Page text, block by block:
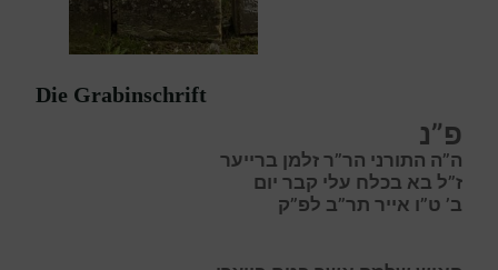
Die Grabinschrift
פ”נ
ה”ה התורני הר”ר זלמן ברייער
ז”ל בא בכלח עלי קבר יום
ב’ ט”ו אייר תר”ב לפ”ק